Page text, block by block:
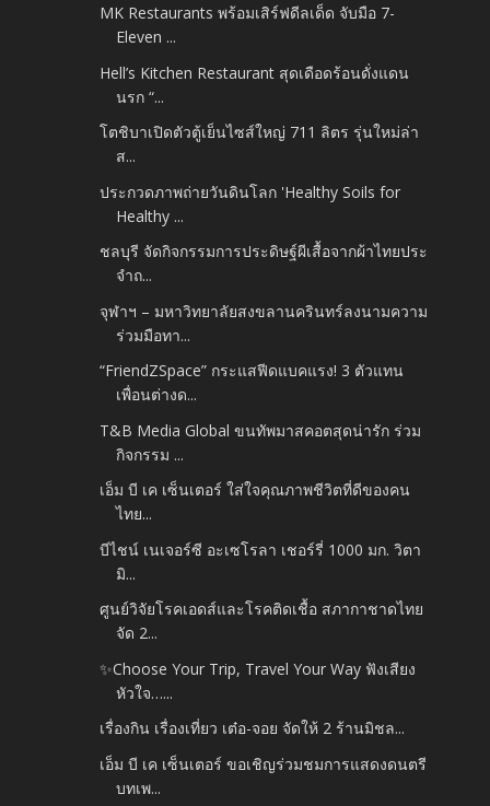
MK Restaurants พร้อมเสิร์ฟดีลเด็ด จับมือ 7-
Eleven ...
Hell’s Kitchen Restaurant สุดเดือดร้อนดั่งแดน
นรก “...
โตชิบาเปิดตัวตู้เย็นไซส์ใหญ่ 711 ลิตร รุ่นใหม่ล่า
ส...
ประกวดภาพถ่ายวันดินโลก 'Healthy Soils for
Healthy ...
ชลบุรี จัดกิจกรรมการประดิษฐ์ผีเสื้อจากผ้าไทยประ
จำถ...
จุฬาฯ – มหาวิทยาลัยสงขลานครินทร์ลงนามความ
ร่วมมือทา...
“FriendZSpace” กระแสฟีดแบคแรง! 3 ตัวแทน
เพื่อนต่างด...
T&B Media Global ขนทัพมาสคอตสุดน่ารัก ร่วม
กิจกรรม ...
เอ็ม บี เค เซ็นเตอร์ ใส่ใจคุณภาพชีวิตที่ดีของคน
ไทย...
บีไชน์ เนเจอร์ซี อะเซโรลา เชอร์รี่ 1000 มก. วิตา
มิ...
ศูนย์วิจัยโรคเอดส์และโรคติดเชื้อ สภากาชาดไทย
จัด 2...
✨Choose Your Trip, Travel Your Way ฟังเสียง
หัวใจ…...
เรื่องกิน เรื่องเที่ยว เต๋อ-จอย จัดให้ 2 ร้านมิชล...
เอ็ม บี เค เซ็นเตอร์ ขอเชิญร่วมชมการแสดงดนตรี
บทเพ...